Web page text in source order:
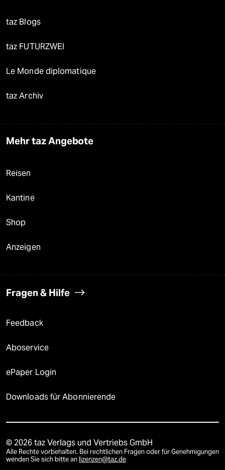
taz Blogs
taz FUTURZWEI
Le Monde diplomatique
taz Archiv
Mehr taz Angebote
Reisen
Kantine
Shop
Anzeigen
Fragen & Hilfe
Feedback
Aboservice
ePaper Login
Downloads für Abonnierende
© 2026 taz Verlags und Vertriebs GmbH
Alle Rechte vorbehalten. Bei rechtlichen Fragen oder für Genehmigungen
wenden Sie sich bitte an lizenzen@taz.de